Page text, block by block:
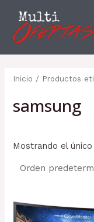
contenido
Inicio / Productos
samsung
Mostrando el